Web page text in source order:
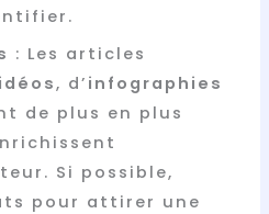
: Les articles
, d’ infographies
de plus en plus
Si possible,
pour attirer une